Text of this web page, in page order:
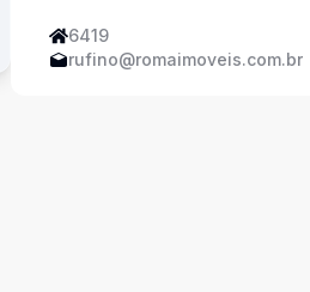
6419
rufino@romaimoveis.com.br